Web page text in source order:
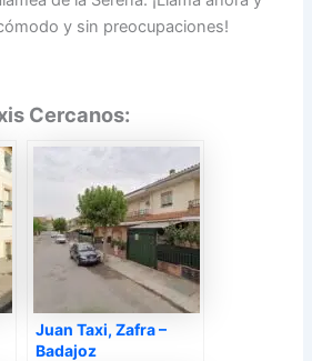
y sin preocupaciones!
Cercanos:
Juan Taxi, Zafra –
Badajoz